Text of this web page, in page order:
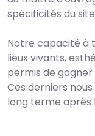
spécificités du
Notre capacité à
lieux vivants,
permis de
Ces derniers
long terme après